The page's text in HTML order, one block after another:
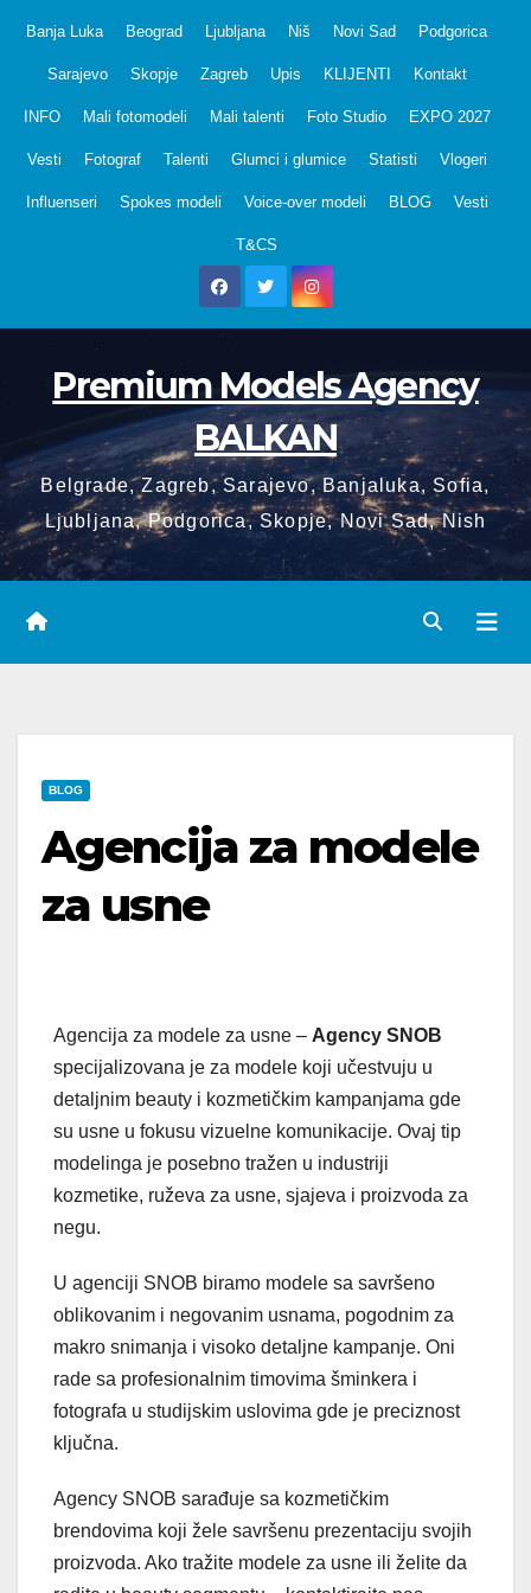
Banja Luka Beograd Ljubljana Niš Novi Sad Podgorica
Sarajevo Skopje Zagreb Upis KLIJENTI Kontakt
INFO Mali fotomodeli Mali talenti Foto Studio EXPO 2027
Vesti Fotograf Talenti Glumci i glumice Statisti Vlogeri
Influenseri Spokes modeli Voice-over modeli BLOG Vesti
T&CS
Premium Models Agency
BALKAN
Belgrade, Zagreb, Sarajevo, Banjaluka, Sofia,
Ljubljana, Podgorica, Skopje, Novi Sad, Nish
BLOG
Agencija za modele
za usne
Agencija za modele za usne – Agency SNOB
specijalizovana je za modele koji učestvuju u
detaljnim beauty i kozmetičkim kampanjama gde
su usne u fokusu vizuelne komunikacije. Ovaj tip
modelinga je posebno tražen u industriji
kozmetike, ruževa za usne, sjajeva i proizvoda za
negu.
U agenciji SNOB biramo modele sa savršeno
oblikovanim i negovanim usnama, pogodnim za
makro snimanja i visoko detaljne kampanje. Oni
rade sa profesionalnim timovima šminkera i
fotografa u studijskim uslovima gde je preciznost
ključna.
Agency SNOB sarađuje sa kozmetičkim
brendovima koji žele savršenu prezentaciju svojih
proizvoda. Ako tražite modele za usne ili želite da